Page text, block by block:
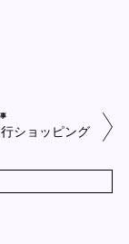
ショッピング